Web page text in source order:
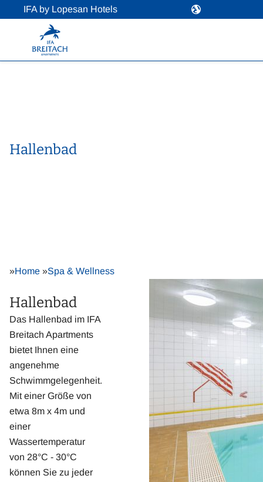
IFA by Lopesan Hotels
Hallenbad
»Home »Spa & Wellness
Hallenbad
Das Hallenbad im IFA
Breitach Apartments
bietet Ihnen eine
angenehme
Schwimmgelegenheit.
Mit einer Größe von
etwa 8m x 4m und
einer
Wassertemperatur
von 28°C - 30°C
können Sie zu jeder